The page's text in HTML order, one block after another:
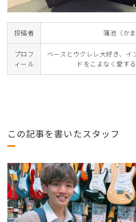
投稿者 蒲池（かま
プロフ
ィール
ベースとウクレレ大好き、
ドをこよなく愛す
この記事を書いたスタッフ